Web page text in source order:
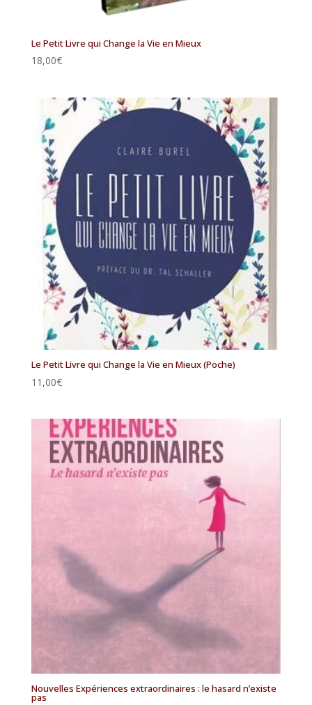
Le Petit Livre qui Change la Vie en Mieux
18,00€
Le Petit Livre qui Change la Vie en Mieux (Poche)
11,00€
Nouvelles Expériences extraordinaires : le hasard n’existe
pas